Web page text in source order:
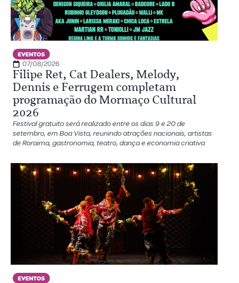
EVENTOS
07/08/2026
Filipe Ret, Cat Dealers, Melody,
Dennis e Ferrugem completam
programação do Mormaço Cultural
2026
Festival gratuito será realizado entre os dias 9 e 20 de
setembro, em Boa Vista, reunindo atrações nacionais, artistas
de Roraima, gastronomia, teatro, dança e economia criativa
EVENTOS